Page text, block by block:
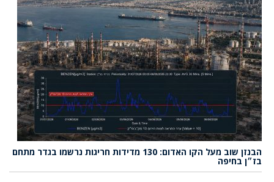
הבנזן שוב מעל הקו האדום: 130 מדידות חריגות נרשמו בגדר מתחם
בז״ן בחיפה